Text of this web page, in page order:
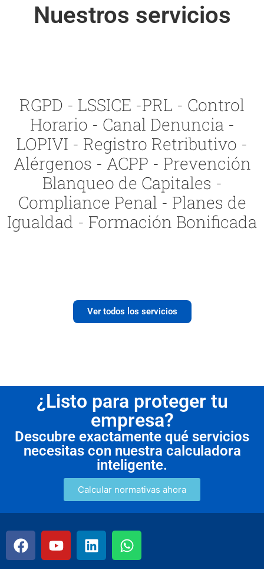
Nuestros servicios
RGPD - LSSICE -PRL - Control
Horario - Canal Denuncia -
LOPIVI - Registro Retributivo -
Alérgenos - ACPP - Prevención
Blanqueo de Capitales -
Compliance Penal - Planes de
Igualdad - Formación Bonificada
Ver todos los servicios
¿Listo para proteger tu
empresa?
Descubre exactamente qué servicios
necesitas con nuestra calculadora
inteligente.
Calcular normativas ahora